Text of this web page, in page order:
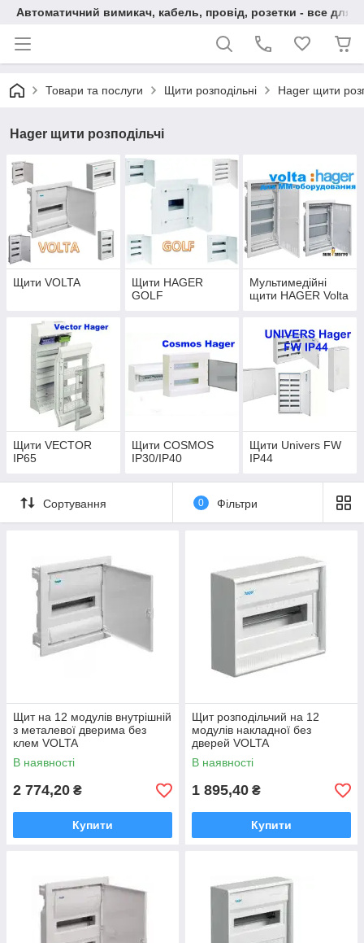
Автоматичний вимикач, кабель, провід, розетки - все для
Товари та послуги Щити розподільні Hager щити
Hager щити розподільчі
Щити VOLTA
Щити HAGER
GOLF
Мультимедійні
щити HAGER Volta
Щити VECTOR
IP65
Щити COSMOS
IP30/IP40
Щити Univers FW
IP44
Сортування 0 Фільтри
Щит на 12 модулів внутрішній
з металевої дверима без
клем VOLTA
В наявності
2 774,20 ₴
Купити
Щит розподільчий на 12
модулів накладної без
дверей VOLTA
В наявності
1 895,40 ₴
Купити